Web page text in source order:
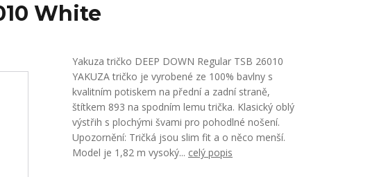
White
Yakuza tričko DEEP DOWN Regular TSB 26010
YAKUZA tričko je vyrobené ze 100% bavlny s
kvalitním potiskem na přední a zadní straně,
štítkem 893 na spodním lemu trička. Klasický oblý
výstřih s plochými švami pro pohodlné nošení.
Upozornění: Tričká jsou slim fit a o něco menší.
Model je 1,82 m vysoký... celý popis